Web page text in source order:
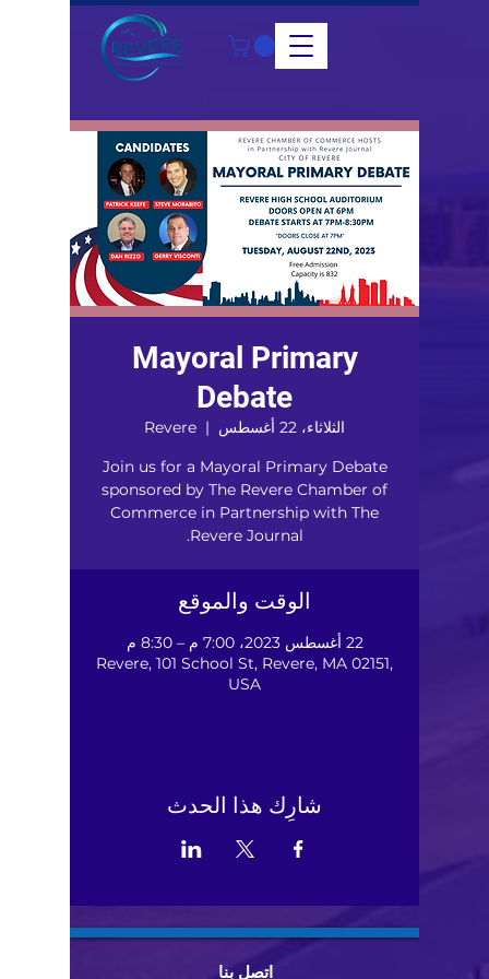
Mayoral Primary
Debate
الثلاثاء، 22 أغسطس
  |
Revere
Join us for a Mayoral Primary Debate
sponsored by The Revere Chamber of
Commerce in Partnership with The
Revere Journal.
الوقت والموقع
22 أغسطس 2023، 7:00 م – 8:30 م
Revere, 101 School St, Revere, MA 02151,
USA
شارِك هذا الحدث
اتصل بنا